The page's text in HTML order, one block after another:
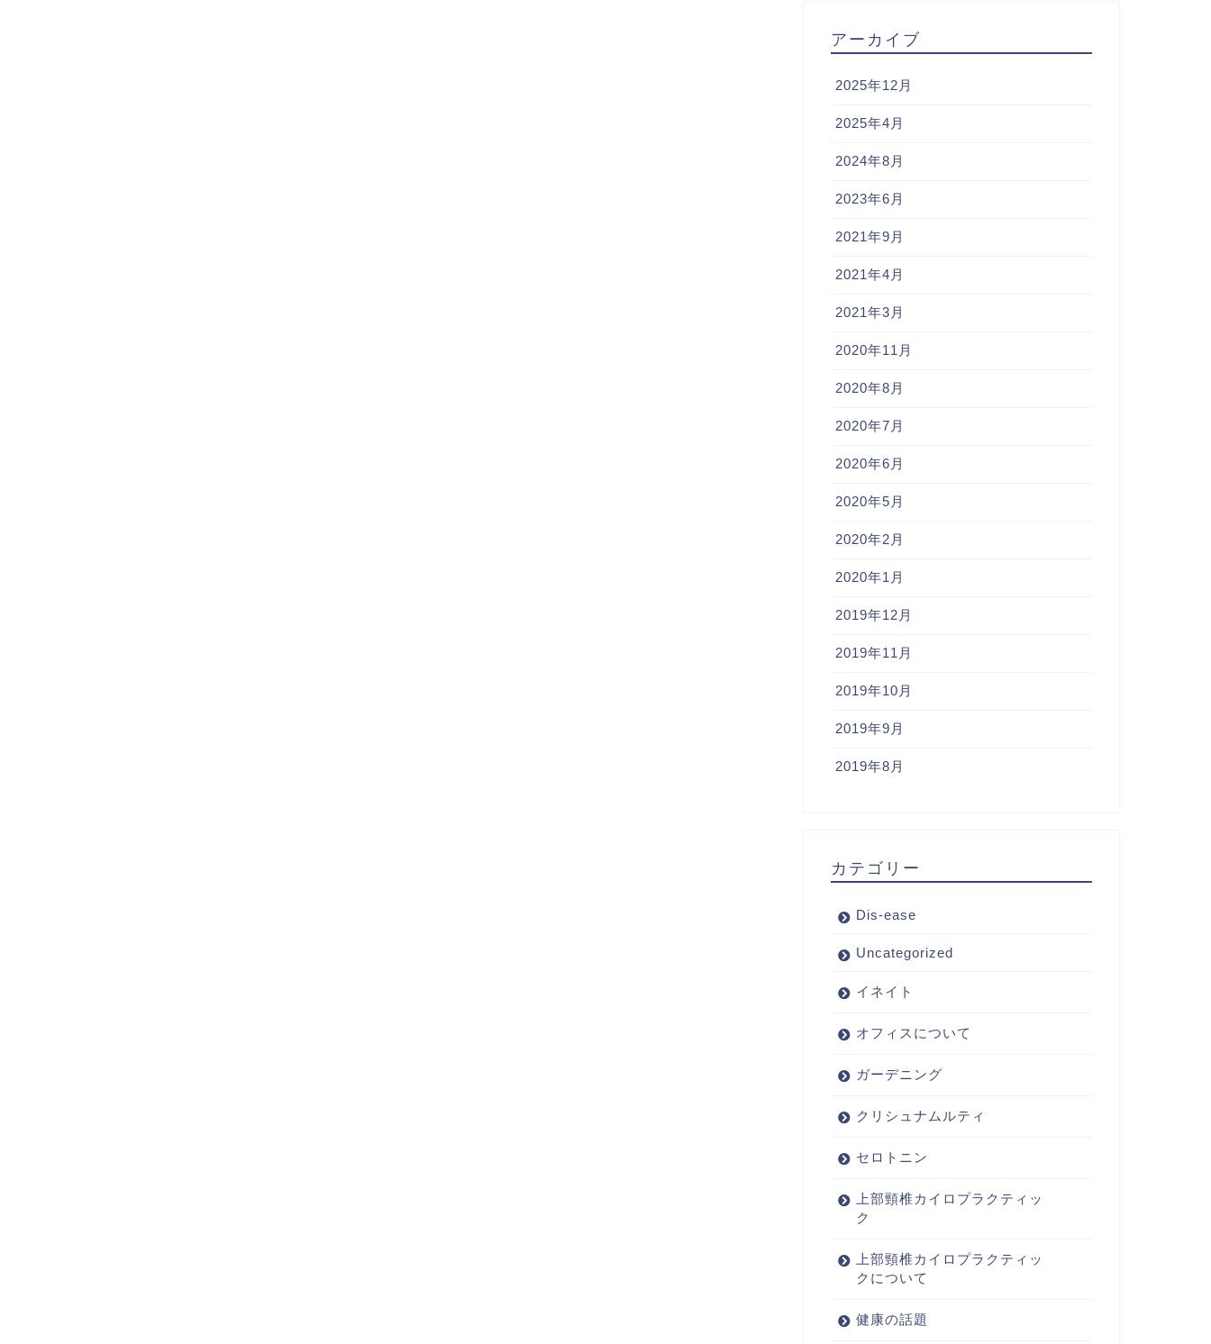
アーカイブ
2025年12月
2025年4月
2024年8月
2023年6月
2021年9月
2021年4月
2021年3月
2020年11月
2020年8月
2020年7月
2020年6月
2020年5月
2020年2月
2020年1月
2019年12月
2019年11月
2019年10月
2019年9月
2019年8月
カテゴリー
Dis-ease
Uncategorized
イネイト
オフィスについて
ガーデニング
クリシュナムルティ
セロトニン
上部頸椎カイロプラクティッ
ク
上部頸椎カイロプラクティッ
クについて
健康の話題